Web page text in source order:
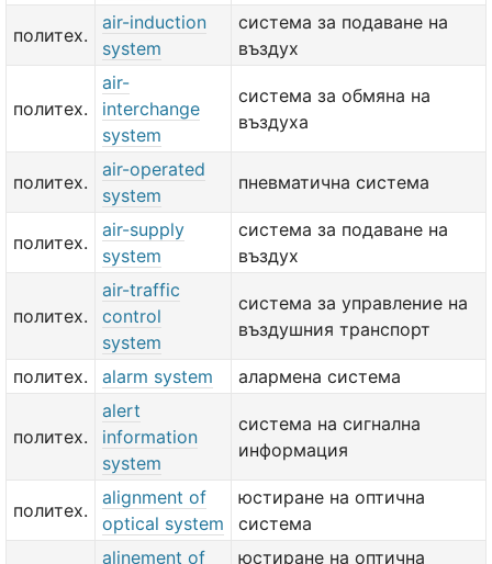
политех.
air-induction
system
система за подаване на
въздух
политех.
air-
interchange
system
система за обмяна на
въздуха
политех.
air-operated
system
пневматична система
политех.
air-supply
system
система за подаване на
въздух
политех.
air-traffic
control
system
система за управление на
въздушния транспорт
политех. alarm system алармена система
политех.
alert
information
system
система на сигнална
информация
политех.
alignment of
optical system
юстиране на оптична
система
alinement of
юстиране на оптична